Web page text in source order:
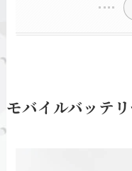
モバイルバッテ